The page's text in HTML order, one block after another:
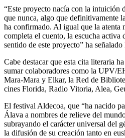
“Este proyecto nacía con la intuición
que nunca, algo que definitivamente
ha confirmado. Al igual que la atenta
completa el cuento, la escucha
sentido de este proyecto” ha
Cabe destacar que esta cita literaria
sumar colaboradores como la UPV/
Mara-Mara y Elkar, la Red de
cines Florida, Radio Vitoria, Alea,
El festival Aldecoa, que “ha nacido
Álava a nombres de relieve del
subrayando el carácter universal del
la difusión de su creación tanto en